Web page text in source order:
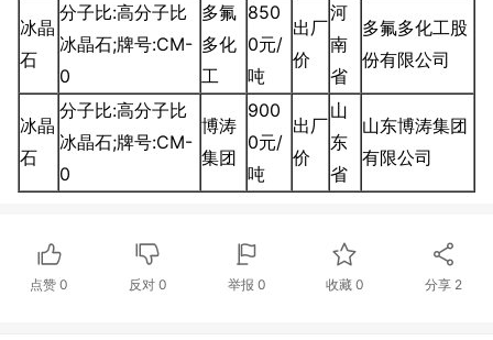
冰晶
石
分子比:高分子比
冰晶石;牌号:CM-
0
多氟
多化
工
850
0元/
吨
出厂
价
河
南
省
多氟多化工股
份有限公司
冰晶
石
分子比:高分子比
冰晶石;牌号:CM-
0
博涛
集团
900
0元/
吨
出厂
价
山
东
省
山东博涛集团
有限公司
点赞0 反对 0 举报 0 收藏 0 分享 2